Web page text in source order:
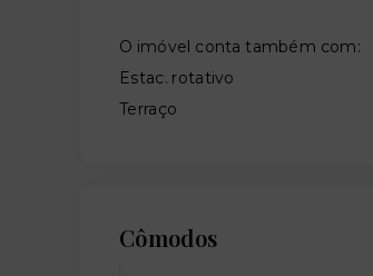
O imóvel conta também com:
Estac. rotativo
Terraço
Cômodos